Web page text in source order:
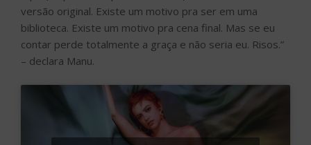
versão original. Existe um motivo pra ser em uma
biblioteca. Existe um motivo pra cena final. Mas se eu
contar perde totalmente a graça e não seria eu. Risos.”
– declara Manu.